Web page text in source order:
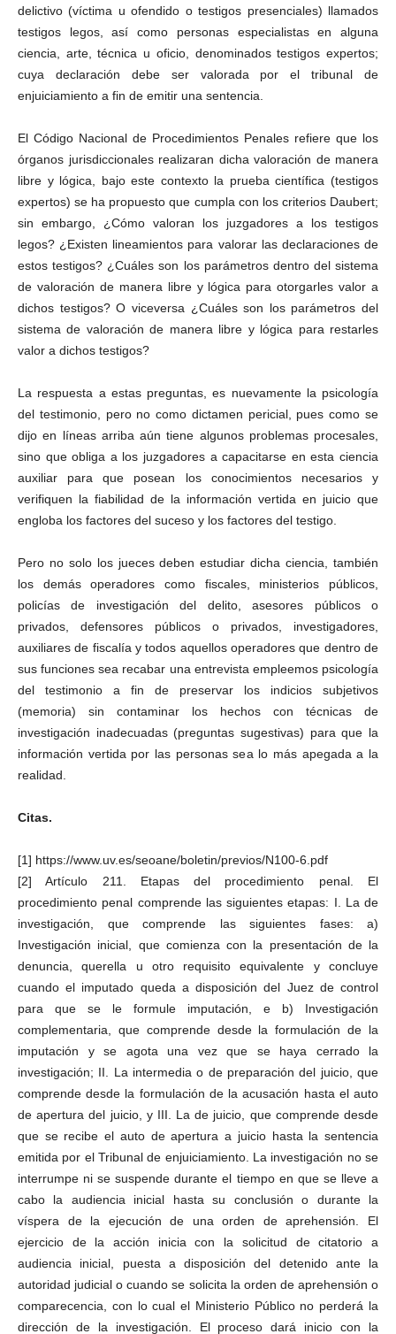
delictivo (víctima u ofendido o testigos presenciales) llamados
testigos legos, así como personas especialistas en alguna
ciencia, arte, técnica u oficio, denominados testigos expertos;
cuya declaración debe ser valorada por el tribunal de
enjuiciamiento a fin de emitir una sentencia.
El Código Nacional de Procedimientos Penales refiere que los
órganos jurisdiccionales realizaran dicha valoración de manera
libre y lógica, bajo este contexto la prueba científica (testigos
expertos) se ha propuesto que cumpla con los criterios Daubert;
sin embargo, ¿Cómo valoran los juzgadores a los testigos
legos? ¿Existen lineamientos para valorar las declaraciones de
estos testigos? ¿Cuáles son los parámetros dentro del sistema
de valoración de manera libre y lógica para otorgarles valor a
dichos testigos? O viceversa ¿Cuáles son los parámetros del
sistema de valoración de manera libre y lógica para restarles
valor a dichos testigos?
La respuesta a estas preguntas, es nuevamente la psicología
del testimonio, pero no como dictamen pericial, pues como se
dijo en líneas arriba aún tiene algunos problemas procesales,
sino que obliga a los juzgadores a capacitarse en esta ciencia
auxiliar para que posean los conocimientos necesarios y
verifiquen la fiabilidad de la información vertida en juicio que
engloba los factores del suceso y los factores del testigo.
Pero no solo los jueces deben estudiar dicha ciencia, también
los demás operadores como fiscales, ministerios públicos,
policías de investigación del delito, asesores públicos o
privados, defensores públicos o privados, investigadores,
auxiliares de fiscalía y todos aquellos operadores que dentro de
sus funciones sea recabar una entrevista empleemos psicología
del testimonio a fin de preservar los indicios subjetivos
(memoria) sin contaminar los hechos con técnicas de
investigación inadecuadas (preguntas sugestivas) para que la
información vertida por las personas sea lo más apegada a la
realidad.
Citas.
[1] https://www.uv.es/seoane/boletin/previos/N100-6.pdf
[2] Artículo 211. Etapas del procedimiento penal. El
procedimiento penal comprende las siguientes etapas: I. La de
investigación, que comprende las siguientes fases: a)
Investigación inicial, que comienza con la presentación de la
denuncia, querella u otro requisito equivalente y concluye
cuando el imputado queda a disposición del Juez de control
para que se le formule imputación, e b) Investigación
complementaria, que comprende desde la formulación de la
imputación y se agota una vez que se haya cerrado la
investigación; II. La intermedia o de preparación del juicio, que
comprende desde la formulación de la acusación hasta el auto
de apertura del juicio, y III. La de juicio, que comprende desde
que se recibe el auto de apertura a juicio hasta la sentencia
emitida por el Tribunal de enjuiciamiento. La investigación no se
interrumpe ni se suspende durante el tiempo en que se lleve a
cabo la audiencia inicial hasta su conclusión o durante la
víspera de la ejecución de una orden de aprehensión. El
ejercicio de la acción inicia con la solicitud de citatorio a
audiencia inicial, puesta a disposición del detenido ante la
autoridad judicial o cuando se solicita la orden de aprehensión o
comparecencia, con lo cual el Ministerio Público no perderá la
dirección de la investigación. El proceso dará inicio con la